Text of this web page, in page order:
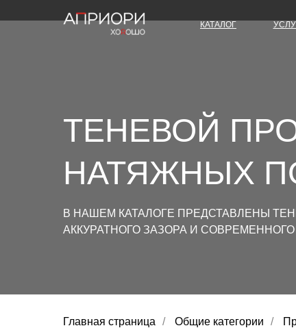
КАТАЛОГ
ТЕНЕВОЙ
НАТЯЖНЫХ
В НАШЕМ КАТАЛОГЕ ПРЕДСТАВЛЕНЫ
АККУРАТНОГО ЗАЗОРА И
Главная страница / Общие категории /